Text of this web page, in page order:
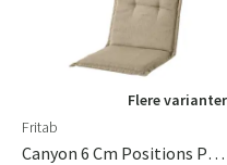
Flere varianter
Fritab
Canyon 6 Cm Positions Pude I Strukturdralon Beige